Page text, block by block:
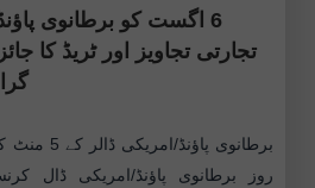
6 اگست کو برطانوی
تجارتی تجاویز اور ٹریڈ کا
برطانوی
روز برطانوی پاؤنڈ/امریکی ڈال